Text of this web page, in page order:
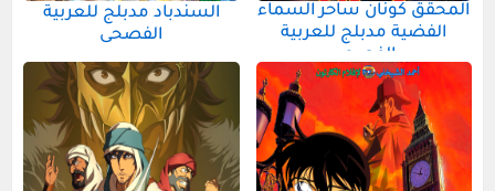
المحقق كونان ساحر السماء
الفضية مدبلج للعربية
الفصحى
السندباد مدبلج للعربية
الفصحى